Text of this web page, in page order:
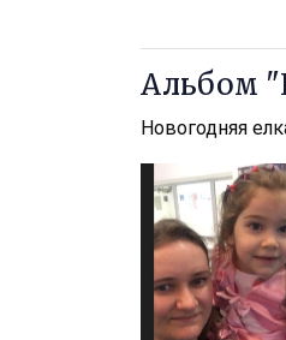
Альбом
Новогодняя